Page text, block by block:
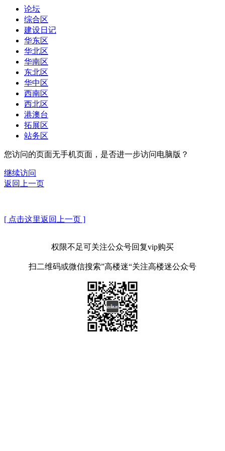
论坛
综合区
建设日记
华东区
华北区
华南区
东北区
华中区
西南区
西北区
港澳台
拓展区
站务区
您访问的页面无手机页面，是否进一步访问电脑版？
继续访问
返回上一页
[ 点击这里返回上一页 ]
权限不足可关注公众号回复vip购买
扫二维码或微信搜索”高楼迷“关注高楼迷公众号